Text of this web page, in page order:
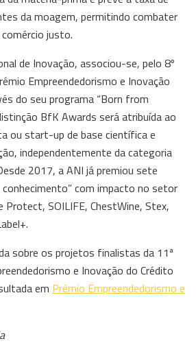
da moagem, permitindo combater
justo.
de Inovação, associou-se, pelo 8º
Empreendedorismo e Inovação
do seu programa “Born from
BfK Awards será atribuída ao
ou start-up de base científica e
independentemente da categoria
2017, a ANI já premiou sete
com impacto no setor
Protect, SOILIFE, ChestWine, Stex,
sobre os projetos finalistas da 11ª
e Inovação do Crédito
em Prémio Empreendedorismo e